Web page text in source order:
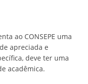
ao CONSEPE uma
apreciada e
deve ter uma
acadêmica.